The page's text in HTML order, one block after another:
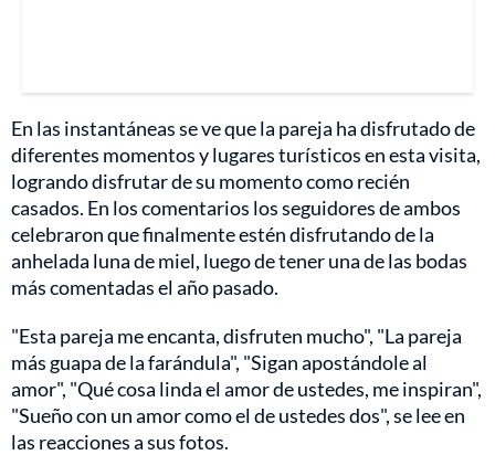
En las instantáneas se ve que la pareja ha disfrutado de
diferentes momentos y lugares turísticos en esta visita,
logrando disfrutar de su momento como recién
casados. En los comentarios los seguidores de ambos
celebraron que finalmente estén disfrutando de la
anhelada luna de miel, luego de tener una de las bodas
más comentadas el año pasado.
"Esta pareja me encanta, disfruten mucho", "La pareja
más guapa de la farándula", "Sigan apostándole al
amor", "Qué cosa linda el amor de ustedes, me inspiran",
"Sueño con un amor como el de ustedes dos", se lee en
las reacciones a sus fotos.